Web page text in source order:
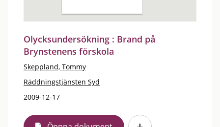
Olycksundersökning : Brand på
Brynstenens förskola
Skeppland, Tommy
Räddningstjänsten Syd
2009-12-17